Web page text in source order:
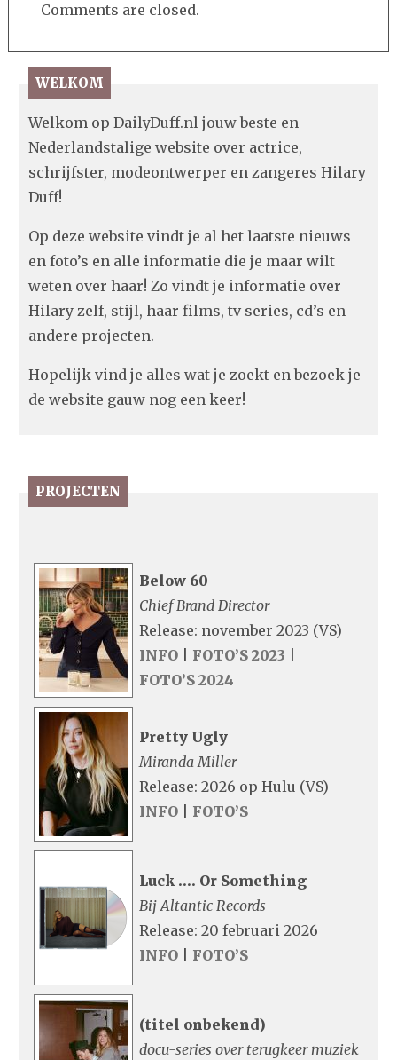
Comments are closed.
WELKOM
Welkom op DailyDuff.nl jouw beste en
Nederlandstalige website over actrice,
schrijfster, modeontwerper en zangeres Hilary
Duff!
Op deze website vindt je al het laatste nieuws
en foto’s en alle informatie die je maar wilt
weten over haar! Zo vindt je informatie over
Hilary zelf, stijl, haar films, tv series, cd’s en
andere projecten.
Hopelijk vind je alles wat je zoekt en bezoek je
de website gauw nog een keer!
PROJECTEN
Below 60
Chief Brand Director
Release: november 2023 (VS)
INFO
FOTO’S 2023
FOTO’S 2024
Pretty Ugly
Miranda Miller
Release: 2026 op Hulu (VS)
INFO
FOTO’S
Luck …. Or Something
Bij Altantic Records
Release: 20 februari 2026
INFO
FOTO’S
(titel onbekend)
docu-series over terugkeer muziek